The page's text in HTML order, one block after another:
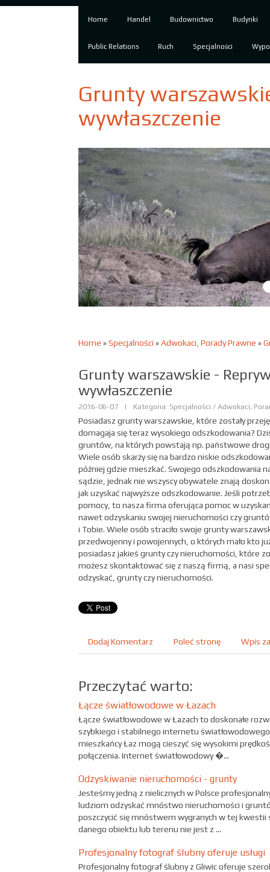
Home Handel Budownictwo Budynki
Public Relations Ruch Specjalności
Grunty
wywłaszczenie
Home »Specjalności »Adwokaci, Porady Prawne »
Grunty warszawskie -
wywłaszczenie
2016-06-07 | Kategoria: Specjalności / Adwokaci,
Posiadasz grunty warszawskie, które zostały
domagaja się teraz wysokiego odszkodowania?
gruntów, na których powstają np. państwowe
Wiele osób skarży się na bardzo niskie
później gdzie mieszkać. Swojego odszkodowania
sądzie, jednak nie wszyscy obywatele znają
jak uzyskać najwyższe odszkodowanie. Jeśli
pomocy, to nasza firma oferująca pomoc w
nawet odzyskaniu swojej nieruchomości czy
i Tobie. Wiele osób straciło swoje grunty
przedwojenny i powojennych, o których mało kto
posiadasz jakieś grunty czy nieruchomości, które
możesz skontaktować się z naszą firmą, a nasi
odzyskać, grunty czy nieruchomości.
Dodaj Komentarz Poleć stronę Wpis
Przeczytać warto:
Łącze światłowodowe w Łazach
Łącze światłowodowe w Łazach to doskonałe
szybkiego i stabilnego internetu
mieszkańcy Łaz mogą cieszyć się wysokimi
połączenia. Internet światłowodowy �...
Odzyskiwanie nieruchomości - grunty
Jesteśmy jedną z nielicznych w Polsce
ludziom odzyskać mnóstwo nieruchomości i
poszczycić się mnóstwem wygranych w tej kwestii
danego obiektu lub terenu nie jest z ...
Profesjonalny fotograf ślubny oferuje usługi
Profesjonalny fotograf ślubny z Gliwic oferuje